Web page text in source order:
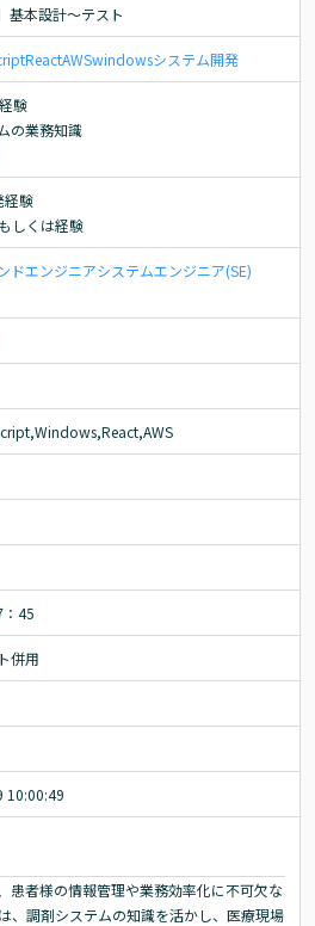
基本設計～テスト
ReactAWSwindowsシステム開発
験
の業務知識
経験
しくは経験
ドエンジニアシステムエンジニア(SE)
45
併用
10:00:49
患者様の情報管理や業務効率化に不可欠な
、調剤システムの知識を活かし、医療現場